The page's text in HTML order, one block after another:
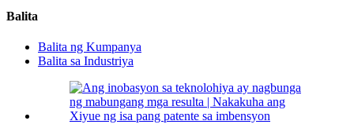
Balita
Balita ng Kumpanya
Balita sa Industriya